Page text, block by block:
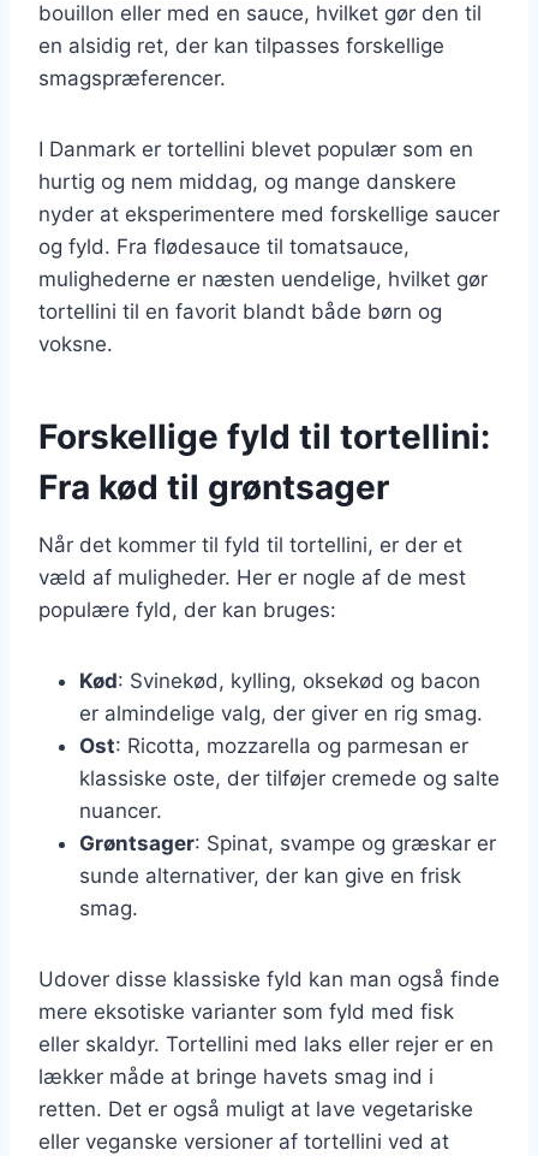
bouillon eller med en sauce, hvilket gør den til
en alsidig ret, der kan tilpasses forskellige
smagspræferencer.
I Danmark er tortellini blevet populær som en
hurtig og nem middag, og mange danskere
nyder at eksperimentere med forskellige saucer
og fyld. Fra flødesauce til tomatsauce,
mulighederne er næsten uendelige, hvilket gør
tortellini til en favorit blandt både børn og
voksne.
Forskellige fyld til tortellini:
Fra kød til grøntsager
Når det kommer til fyld til tortellini, er der et
væld af muligheder. Her er nogle af de mest
populære fyld, der kan bruges:
Kød: Svinekød, kylling, oksekød og bacon
er almindelige valg, der giver en rig smag.
Ost: Ricotta, mozzarella og parmesan er
klassiske oste, der tilføjer cremede og salte
nuancer.
Grøntsager: Spinat, svampe og græskar er
sunde alternativer, der kan give en frisk
smag.
Udover disse klassiske fyld kan man også finde
mere eksotiske varianter som fyld med fisk
eller skaldyr. Tortellini med laks eller rejer er en
lækker måde at bringe havets smag ind i
retten. Det er også muligt at lave vegetariske
eller veganske versioner af tortellini ved at